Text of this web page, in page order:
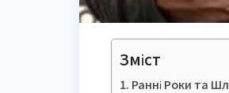
Зміст
Ранні Роки та